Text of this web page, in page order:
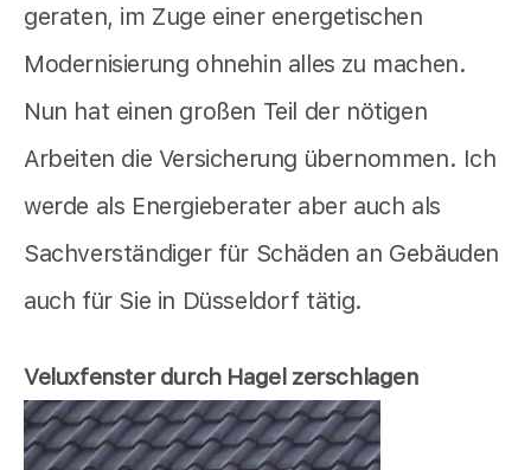
geraten, im Zuge einer energetischen
Modernisierung ohnehin alles zu machen.
Nun hat einen großen Teil der nötigen
Arbeiten die Versicherung übernommen. Ich
werde als Energieberater aber auch als
Sachverständiger für Schäden an Gebäuden
auch für Sie in Düsseldorf tätig.
Veluxfenster durch Hagel zerschlagen